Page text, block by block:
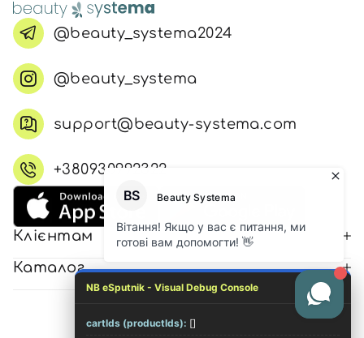
@beauty_systema2024
@beauty_systema
support@beauty-systema.com
+380930992322
Клієнтам
Каталог
© 2026 Всі права захищені
NB eSputnik - Visual Debug Console
cartIds (productIds): []